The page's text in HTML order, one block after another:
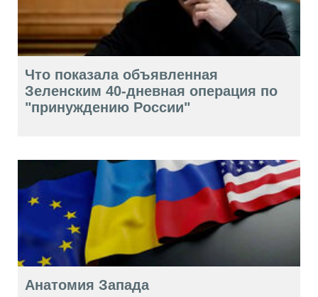
Что показала объявленная
Зеленским 40-дневная операция по
"принуждению России"
Анатомия Запада